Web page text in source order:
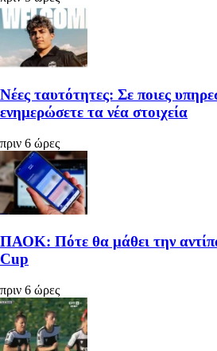
Νέες ταυτότητες: Σε ποιες
ενημερώσετε τα νέα στοιχεία
πριν 6 ώρες
ΠΑΟΚ: Πότε θα μάθει την
Cup
πριν 6 ώρες